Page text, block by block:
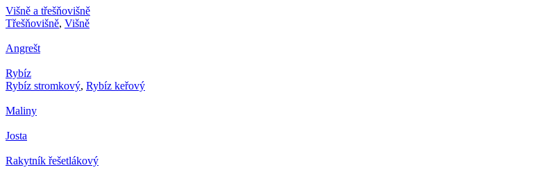
Višně a třešňovišně
Třešňovišně, Višně
Angrešt
Rybíz
Rybíz stromkový, Rybíz keřový
Maliny
Josta
Rakytník řešetlákový